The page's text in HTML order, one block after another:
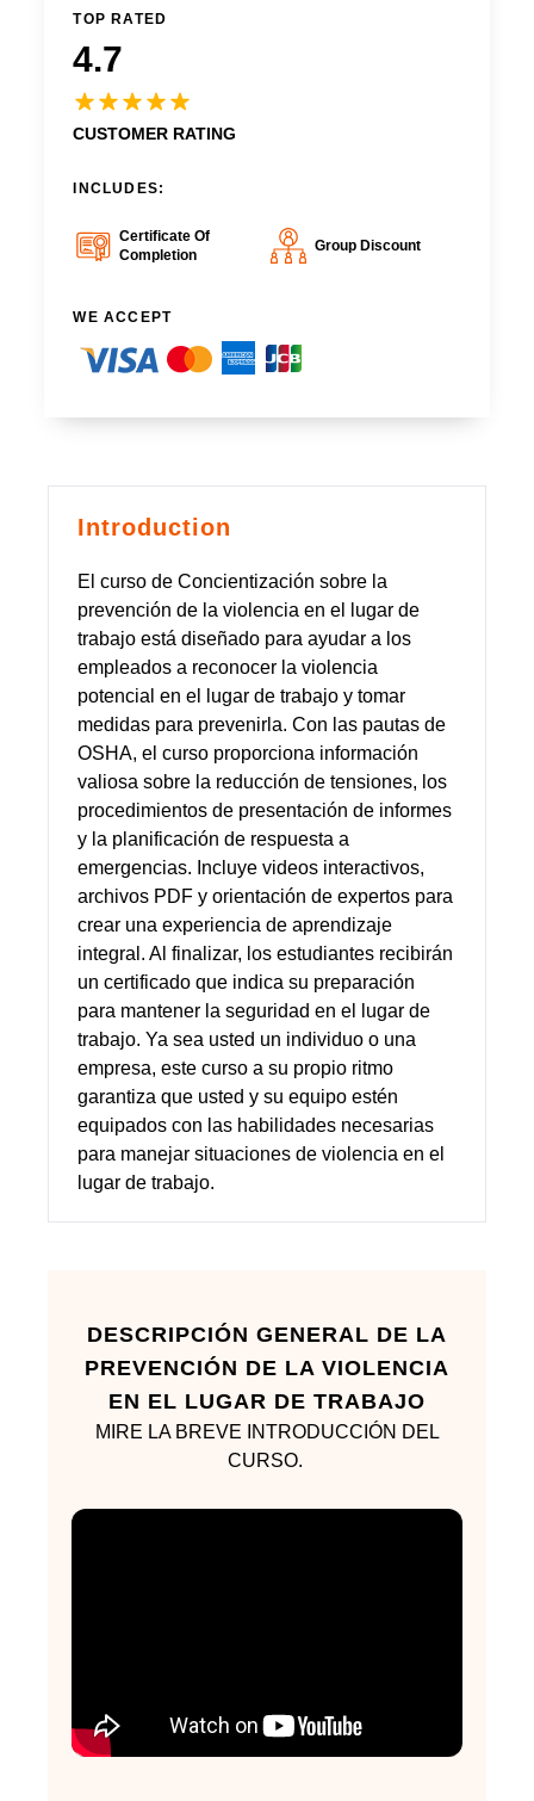
Introduction
El curso de Concientización sobre la
prevención de la violencia en el lugar de
trabajo está diseñado para ayudar a los
empleados a reconocer la violencia
potencial en el lugar de trabajo y tomar
medidas para prevenirla. Con las pautas de
OSHA, el curso proporciona información
valiosa sobre la reducción de tensiones, los
procedimientos de presentación de informes
y la planificación de respuesta a
emergencias. Incluye videos interactivos,
archivos PDF y orientación de expertos para
crear una experiencia de aprendizaje
integral. Al finalizar, los estudiantes recibirán
un certificado que indica su preparación
para mantener la seguridad en el lugar de
trabajo. Ya sea usted un individuo o una
empresa, este curso a su propio ritmo
garantiza que usted y su equipo estén
equipados con las habilidades necesarias
para manejar situaciones de violencia en el
lugar de trabajo.
DESCRIPCIÓN GENERAL DE LA
PREVENCIÓN DE LA VIOLENCIA
EN EL LUGAR DE TRABAJO
MIRE LA BREVE INTRODUCCIÓN DEL
CURSO.
TOP RATED
4.7
CUSTOMER RATING
INCLUDES:
Certificate Of
Completion
Group Discount
WE ACCEPT